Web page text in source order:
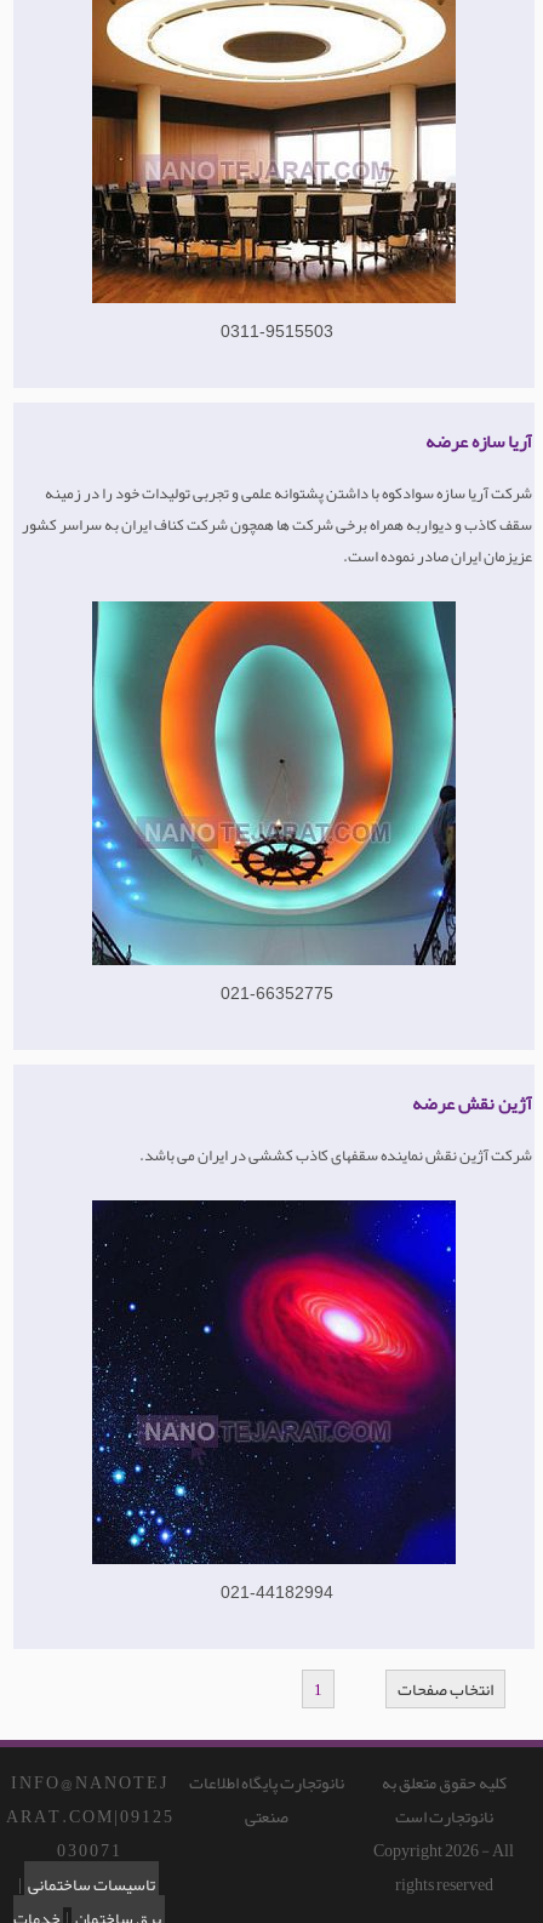
0311-9515503
آریا سازه عرضه
شرکت آریا سازه سوادکوه با داشتن پشتوانه علمی و تجربی تولیدات خود را در زمینه
سقف کاذب و دیواربه همراه برخی شرکت ها همچون شرکت کناف ایران به سراسر کشور
عزیزمان ایران صادر نموده است.
021-66352775
آژین نقش عرضه
شرکت آژین نقش نماینده سقفهای کاذب کششی در ایران می باشد.
021-44182994
انتخاب صفحات 1
I N F O @ N A N O T E J
A R A T . C O M | 0 9 1 2 5
0 3 0 0 7 1
تاسیسات ساختمانی |
نانوتجارت پایگاه اطلاعات
صنعتی
کلیه حقوق متعلق به
نانوتجارت است
Copyright 2026 - All
rights reserved